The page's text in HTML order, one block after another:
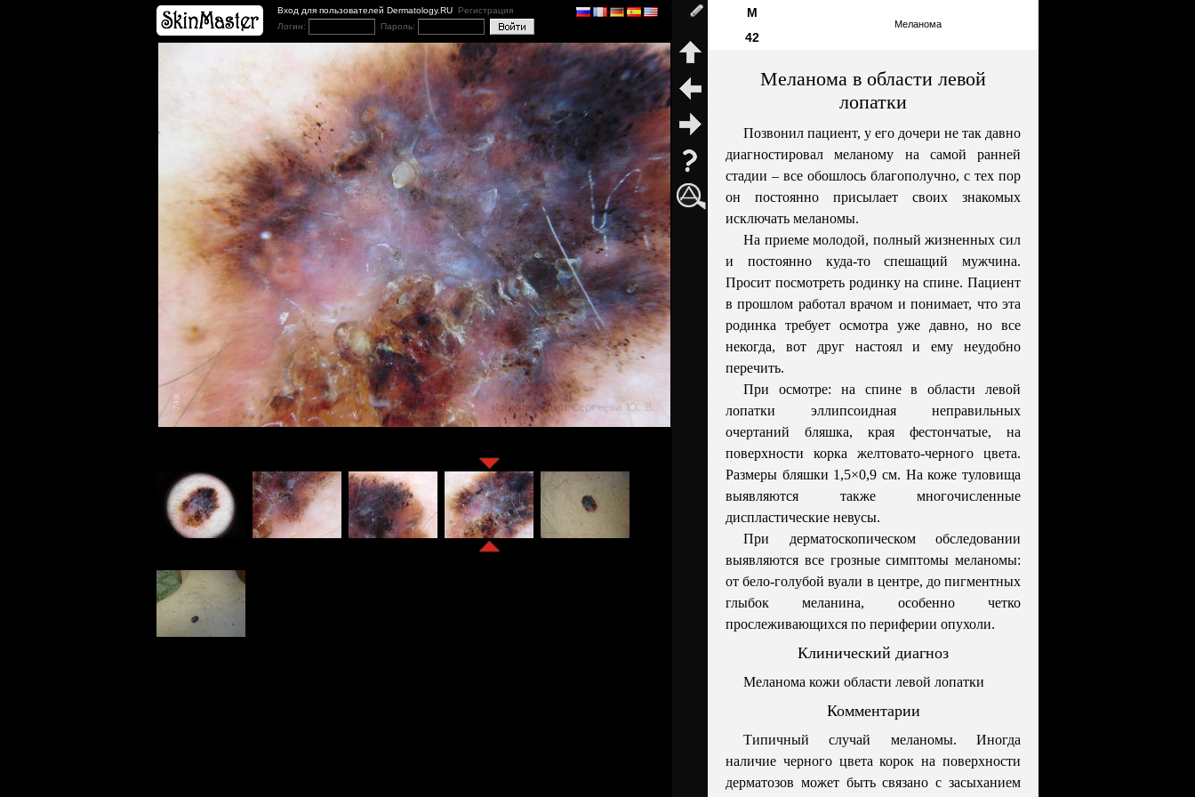
Вход для пользователей Dermatology.RU Регистрация
Логин:
Пароль:
М
42
Меланома
Меланома в области левой
лопатки
Позвонил пациент, у его дочери не так давно
диагностировал меланому на самой ранней
стадии – все обошлось благополучно, с тех пор
он постоянно присылает своих знакомых
исключать меланомы.
На приеме молодой, полный жизненных сил
и постоянно куда-то спешащий мужчина.
Просит посмотреть родинку на спине. Пациент
в прошлом работал врачом и понимает, что эта
родинка требует осмотра уже давно, но все
некогда, вот друг настоял и ему неудобно
перечить.
При осмотре: на спине в области левой
лопатки эллипсоидная неправильных
очертаний бляшка, края фестончатые, на
поверхности корка желтовато-черного цвета.
Размеры бляшки 1,5×0,9 см. На коже туловища
выявляются также многочисленные
диспластические невусы.
При дерматоскопическом обследовании
выявляются все грозные симптомы меланомы:
от бело-голубой вуали в центре, до пигментных
глыбок меланина, особенно четко
прослеживающихся по периферии опухоли.
Клинический диагноз
Меланома кожи области левой лопатки
Комментарии
Типичный случай меланомы. Иногда
наличие черного цвета корок на поверхности
дерматозов может быть связано с засыханием